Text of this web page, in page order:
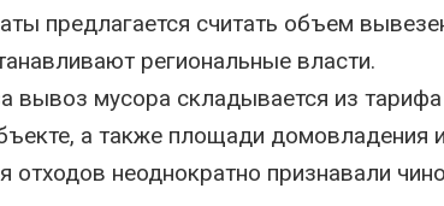
предлагается считать объем
региональные власти.
вывоз мусора складывается из
а также площади
отходов неоднократно признавали
В Кении противников
строительства АЭС
проверяют по статье о
терроризме
Суд запретил
Авг 6, 2026
Авг 6, 2026